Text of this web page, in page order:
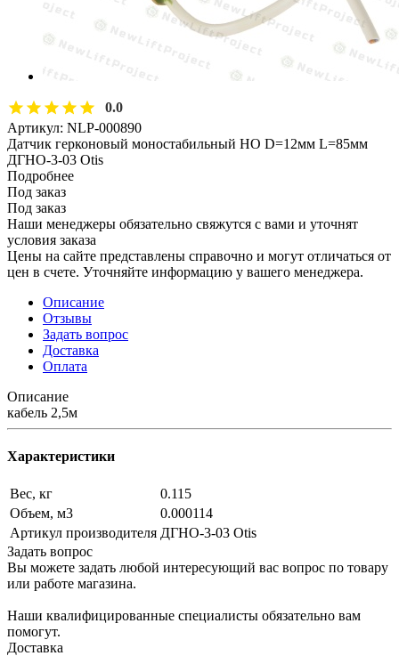
0.0
Артикул: NLP-000890
Датчик герконовый моностабильный НО D=12мм L=85мм
ДГНО-3-03 Otis
Подробнее
Под заказ
Под заказ
Наши менеджеры обязательно свяжутся с вами и уточнят
условия заказа
Цены на сайте представлены справочно и могут отличаться от
цен в счете. Уточняйте информацию у вашего менеджера.
Описание
Отзывы
Задать вопрос
Доставка
Оплата
Описание
кабель 2,5м
Характеристики
Вес, кг
0.115
Объем, м3
0.000114
Артикул производителя ДГНО-3-03 Otis
Задать вопрос
Вы можете задать любой интересующий вас вопрос по товару
или работе магазина.
Наши квалифицированные специалисты обязательно вам
помогут.
Доставка